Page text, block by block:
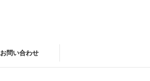
お問い合わせ